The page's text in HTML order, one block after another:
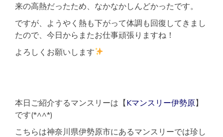
来の高熱だったため、なかなかしんどかったです。
ですが、ようやく熱も下がって体調も回復してきまし
たので、今日からまたお仕事頑張りますね！
よろしくお願いします
本日ご紹介するマンスリーは【Kマンスリー伊勢原】
です(*^^*)
こちらは神奈川県伊勢原市にあるマンスリーでは珍し